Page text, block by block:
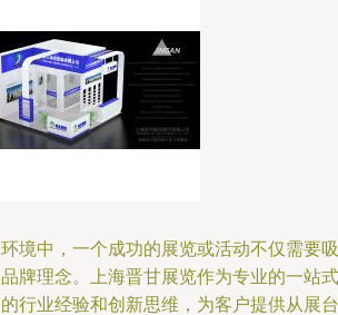
境中，一个成功的展览或活动不仅需要吸
牌理念。上海晋甘展览作为专业的一站式
行业经验和创新思维，为客户提供从展台